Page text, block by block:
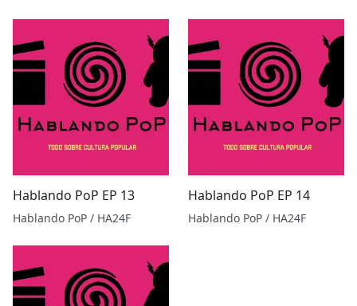
Hablando PoP EP 13
Hablando PoP / HA24F
Hablando PoP EP 14
Hablando PoP / HA24F